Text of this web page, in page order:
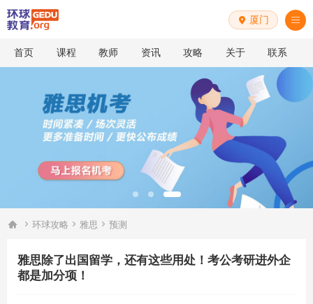
 厦门 
首页 课程 教师 资讯 攻略 关于 联系
  环球攻略  雅思  预测
雅思除了出国留学，还有这些用处！考公考研进外企
都是加分项！